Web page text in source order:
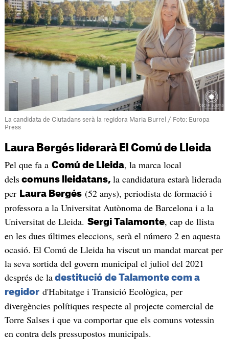
La candidata de Ciutadans serà la regidora Maria Burrel / Foto: Europa
Press
Laura Bergés liderarà El Comú de Lleida
Pel que fa a Comú de Lleida, la marca local
delscomuns lleidatans, la candidatura estarà liderada
per Laura Bergés(52 anys), periodista de formació i
professora a la Universitat Autònoma de Barcelona i a la
Universitat de Lleida. Sergi Talamonte, cap de llista
en les dues últimes eleccions, serà el número 2 en aquesta
ocasió. El Comú de Lleida ha viscut un mandat marcat per
la seva sortida del govern municipal el juliol del 2021
després de ladestitució de Talamonte com a
regidord'Habitatge i Transició Ecològica, per
divergències polítiques respecte al projecte comercial de
Torre Salses i que va comportar que els comuns votessin
en contra dels pressupostos municipals.